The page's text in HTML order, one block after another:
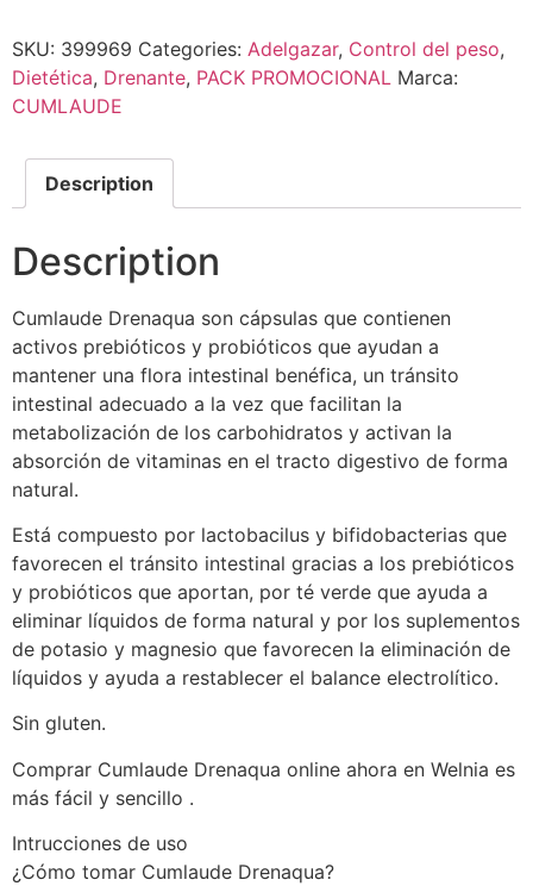
SKU: 399969 Categories: Adelgazar, Control del peso,
Dietética, Drenante, PACK PROMOCIONAL Marca:
CUMLAUDE
Description
Description
Cumlaude Drenaqua son cápsulas que contienen
activos prebióticos y probióticos que ayudan a
mantener una flora intestinal benéfica, un tránsito
intestinal adecuado a la vez que facilitan la
metabolización de los carbohidratos y activan la
absorción de vitaminas en el tracto digestivo de forma
natural.
Está compuesto por lactobacilus y bifidobacterias que
favorecen el tránsito intestinal gracias a los prebióticos
y probióticos que aportan, por té verde que ayuda a
eliminar líquidos de forma natural y por los suplementos
de potasio y magnesio que favorecen la eliminación de
líquidos y ayuda a restablecer el balance electrolítico.
Sin gluten.
Comprar Cumlaude Drenaqua online ahora en Welnia es
más fácil y sencillo .
Intrucciones de uso
¿Cómo tomar Cumlaude Drenaqua?